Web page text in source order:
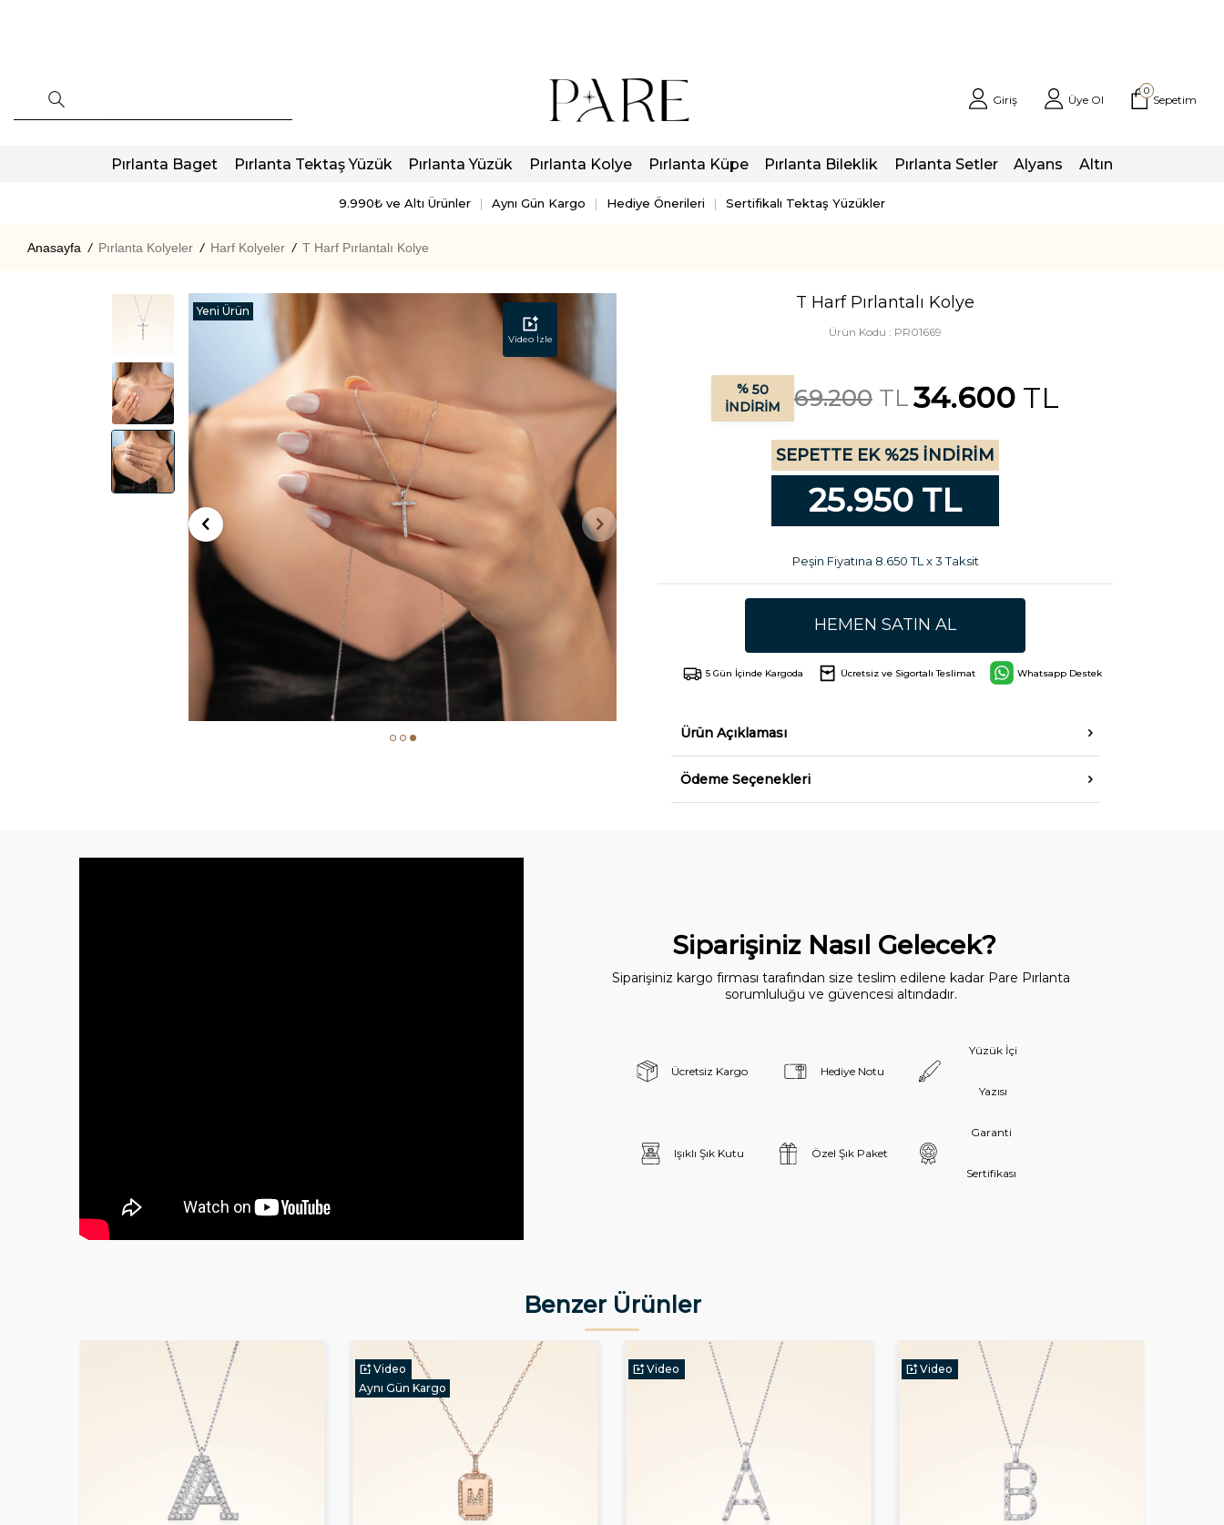
Giriş Üye Ol
0
Sepetim
Pırlanta Baget Pırlanta Tektaş Yüzük Pırlanta Yüzük Pırlanta Kolye Pırlanta Küpe Pırlanta Bileklik Pırlanta Setler Alyans Altın
9.990₺ ve Altı Ürünler Aynı Gün Kargo Hediye Önerileri Sertifikalı Tektaş Yüzükler
Anasayfa / Pırlanta Kolyeler / Harf Kolyeler / T Harf Pırlantalı Kolye
Video İzle
Yeni Ürün T Harf Pırlantalı Kolye
Ürün Kodu : PR01669
% 50
İNDIRIM
69.200 TL34.600 TL
SEPETTE EK %25 İNDİRİM
25.950 TL
Peşin Fiyatına 8.650 TL x 3 Taksit
HEMEN SATIN AL
5 Gün İçinde Kargoda Ücretsiz ve Sigortalı Teslimat Whatsapp Destek
Ürün Açıklaması
Ödeme Seçenekleri
Siparişiniz Nasıl Gelecek?
Siparişiniz kargo firması tarafından size teslim edilene kadar Pare Pırlanta
sorumluluğu ve güvencesi altındadır.
Ücretsiz Kargo Hediye Notu
Yüzük İçi
Yazısı
Işıklı Şık Kutu Özel Şık Paket
Garanti
Sertifikası
Benzer Ürünler
Video
Aynı Gün Kargo
Video Video